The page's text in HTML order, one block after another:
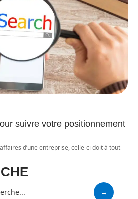
suivre votre positionnement
d’une entreprise, celle-ci doit à tout